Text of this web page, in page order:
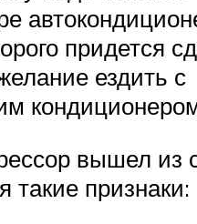
придется
ездить с
вышел из
такие признаки: